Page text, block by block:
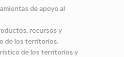
de apoyo al
recursos y
de los territorios.
de los territorios y